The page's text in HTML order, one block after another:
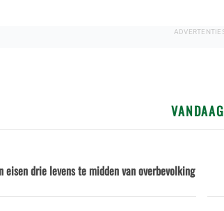
VANDAAG
eisen drie levens te midden van overbevolking